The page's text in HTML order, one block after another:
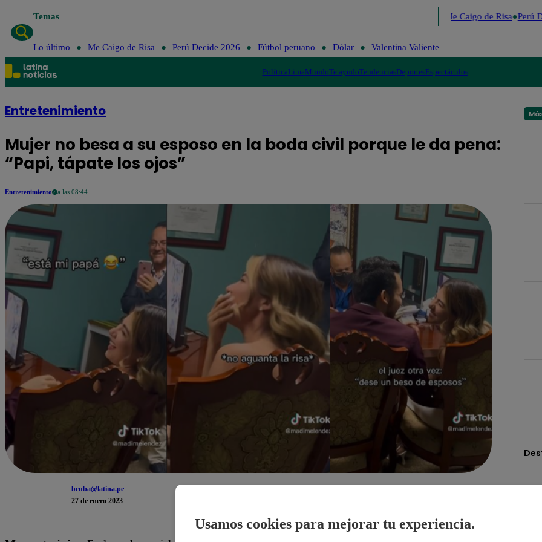
Temas Me Caigo de Risa Perú
Lo último Me Caigo de Risa Perú Decide 2026 Fútbol peruano Dólar Valentina Valiente
PolíticaLimaMundoTe ayudoTendenciasDeportesEspectáculos
Entretenimiento
Mujer no besa a su esposo en la boda civil porque le da pena:
“Papi, tápate los ojos”
Entretenimiento a las 08:44
bcuba@latina.pe
27 de enero 2023
Usamos cookies para mejorar tu experiencia.